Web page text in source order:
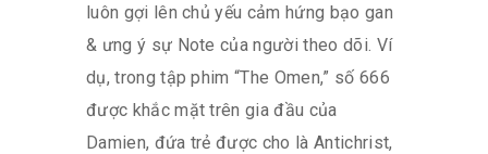
luôn gợi lên chủ yếu cảm hứng bạo gan
& ưng ý sự Note của người theo dõi. Ví
dụ, trong tập phim “The Omen,” số 666
được khắc mặt trên gia đầu của
Damien, đứa trẻ được cho là Antichrist,